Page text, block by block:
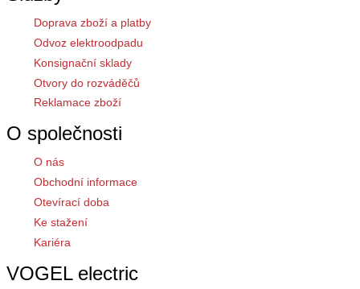
Doprava zboží a platby
Odvoz elektroodpadu
Konsignační sklady
Otvory do rozváděčů
Reklamace zboží
O společnosti
O nás
Obchodní informace
Otevírací doba
Ke stažení
Kariéra
VOGEL electric